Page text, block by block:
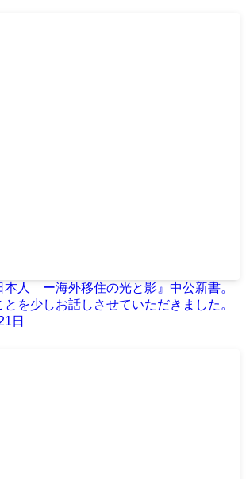
本人 ー海外移住の光と影』中公新書。
を少しお話しさせていただきました。
日